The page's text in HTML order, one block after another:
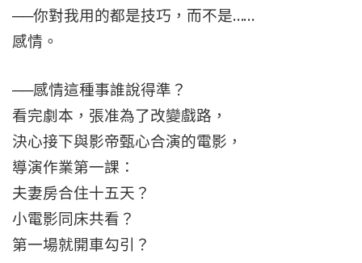
──你對我用的都是技巧，而不是……
感情。
──感情這種事誰說得準？
看完劇本，張准為了改變戲路，
決心接下與影帝甄心合演的電影，
導演作業第一課：
夫妻房合住十五天？
小電影同床共看？
第一場就開車勾引？